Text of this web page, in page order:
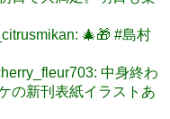
🎄🎁 #島村
中身終わ
の新刊表紙イラストあ